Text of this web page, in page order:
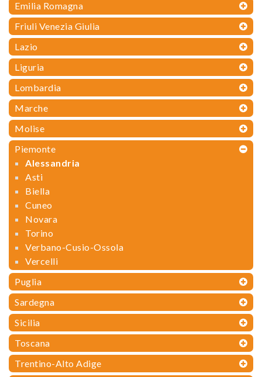
Emilia Romagna
Friuli Venezia Giulia
Lazio
Liguria
Lombardia
Marche
Molise
Piemonte
Alessandria
Asti
Biella
Cuneo
Novara
Torino
Verbano-Cusio-Ossola
Vercelli
Puglia
Sardegna
Sicilia
Toscana
Trentino-Alto Adige